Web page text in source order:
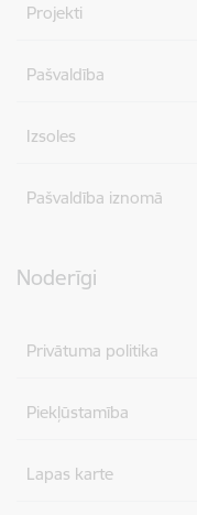
Projekti
Pašvaldība
Izsoles
Pašvaldība iznomā
Noderīgi
Privātuma politika
Piekļūstamība
Lapas karte